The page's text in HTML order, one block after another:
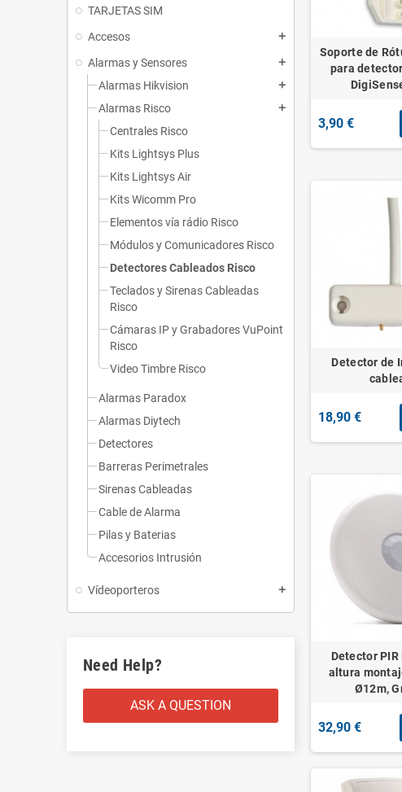
TARJETAS SIM
Accesos
add
Alarmas y Sensores add
Alarmas Hikvision add
Alarmas Risco add
Centrales Risco
Kits Lightsys Plus
Kits Lightsys Air
Kits Wicomm Pro
Elementos vía rádio Risco
Módulos y Comunicadores Risco
Detectores Cableados Risco
Teclados y Sirenas Cableadas
Risco
Cámaras IP y Grabadores VuPoint
Risco
Video Timbre Risco
Alarmas Paradox
Alarmas Diytech
Detectores
Barreras Perimetrales
Sirenas Cableadas
Cable de Alarma
Pilas y Baterias
Accesorios Intrusión
Vídeoporteros add
Need Help?
ASK A QUESTION
Soporte de
para
3,90 €
Detector de
18,90 €
Detector PIR
altura
Ø12m,
32,90 €